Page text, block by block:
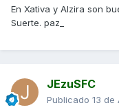
En Xativa y Alzira son
Suerte. paz_
JEzuSFC
Publicado 13 de